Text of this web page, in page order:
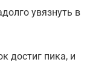
увязнуть в
достиг пика, и